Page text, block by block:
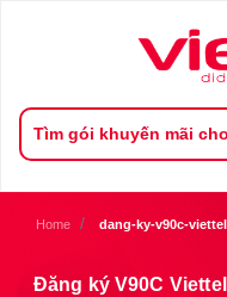
Đăng ký
Tìm gói khuyến mãi
Home dang-ky-v90c-viettel
Đăng ký V90C